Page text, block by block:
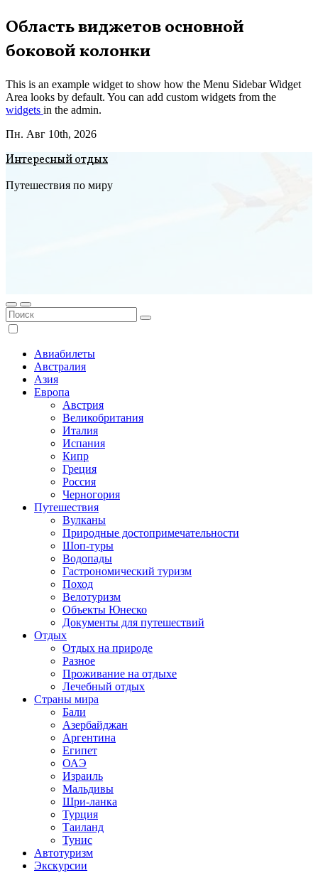
Перейти
к
содержимому
Область виджетов основной
боковой колонки
This is an example widget to show how the Menu Sidebar Widget
Area looks by default. You can add custom widgets from the
widgets in the admin.
Пн. Авг 10th, 2026
Интересный отдых
Путешествия по миру
Авиабилеты
Австралия
Азия
Европа
Австрия
Великобритания
Италия
Испания
Кипр
Греция
Россия
Черногория
Путешествия
Вулканы
Природные достопримечательности
Шоп-туры
Водопады
Гастрономический туризм
Поход
Велотуризм
Объекты Юнеско
Документы для путешествий
Отдых
Отдых на природе
Разное
Проживание на отдыхе
Лечебный отдых
Страны мира
Бали
Азербайджан
Аргентина
Египет
ОАЭ
Израиль
Мальдивы
Шри-ланка
Турция
Таиланд
Тунис
Автотуризм
Экскурсии